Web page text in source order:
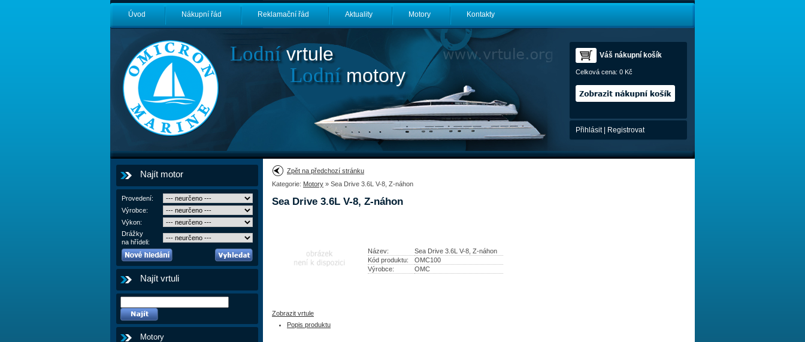
Úvod Nákupní řád Reklamační řád Aktuality Motory Kontakty
Lodnívrtule
Lodnímotory
Váš nákupní košík
Celková cena: 0 Kč
Přihlásit| Registrovat
Najít motor
Provedení:
Výrobce:
Výkon:
Drážky
na hřídeli:
Najít vrtuli
Motory
Zpět na předchozí stránku
Kategorie: Motory » Sea Drive 3.6L V-8, Z-náhon
Sea Drive 3.6L V-8, Z-náhon
Název:
Sea Drive 3.6L V-8, Z-náhon
Kód produktu:
OMC100
Výrobce:
OMC
Zobrazit vrtule
Popis produktu